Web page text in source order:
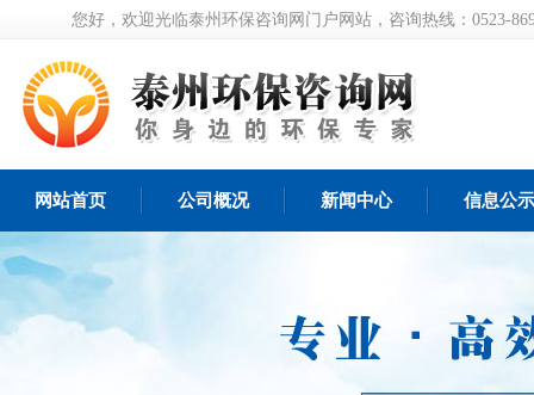
您好，欢迎光临泰州环保咨询网门户网站，咨询热线：0523-
网站首页 公司概况 新闻中心 信息公示